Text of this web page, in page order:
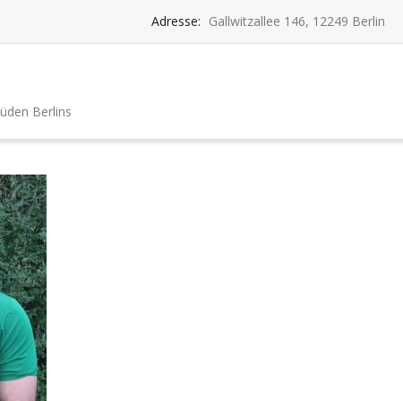
Adresse: Gallwitzallee 146, 12249 Berlin
Berlins